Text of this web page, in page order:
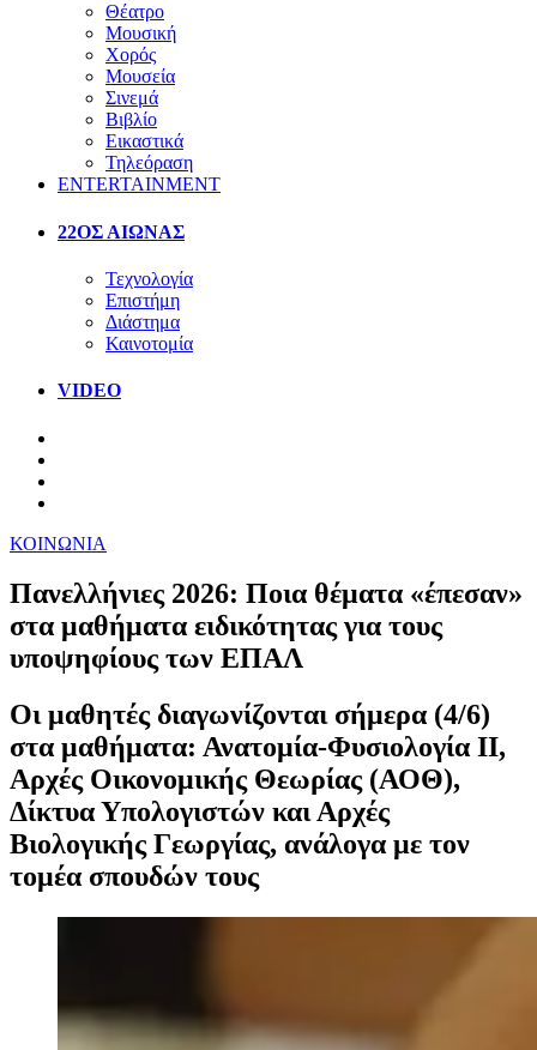
Θέατρο
Μουσική
Χορός
Μουσεία
Σινεμά
Βιβλίο
Εικαστικά
Τηλεόραση
ENTERTAINMENT
22ΟΣ ΑΙΩΝΑΣ
Τεχνολογία
Επιστήμη
Διάστημα
Καινοτομία
VIDEO
ΚΟΙΝΩΝΙΑ
Πανελλήνιες 2026: Ποια θέματα «έπεσαν»
στα μαθήματα ειδικότητας για τους
υποψηφίους των ΕΠΑΛ
Οι μαθητές διαγωνίζονται σήμερα (4/6)
στα μαθήματα: Ανατομία-Φυσιολογία ΙΙ,
Αρχές Οικονομικής Θεωρίας (ΑΟΘ),
Δίκτυα Υπολογιστών και Αρχές
Βιολογικής Γεωργίας, ανάλογα με τον
τομέα σπουδών τους